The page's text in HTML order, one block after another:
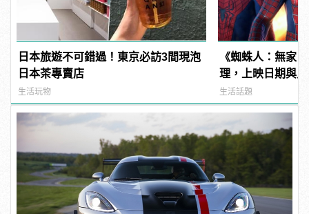
日本旅遊不可錯過！東京必訪3間現泡
日本茶專賣店
生活玩物
《蜘蛛人：無家
理，上映日期與
姆霍蘭德去向......
生活話題